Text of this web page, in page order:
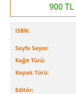
900 TL
ISBN:
Sayfa Sayısı:
Kağıt Türü:
Kapak Türü:
Editör: